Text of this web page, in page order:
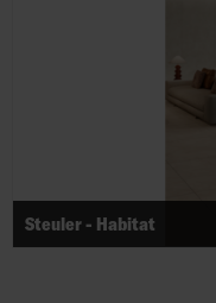
Steuler - Habitat